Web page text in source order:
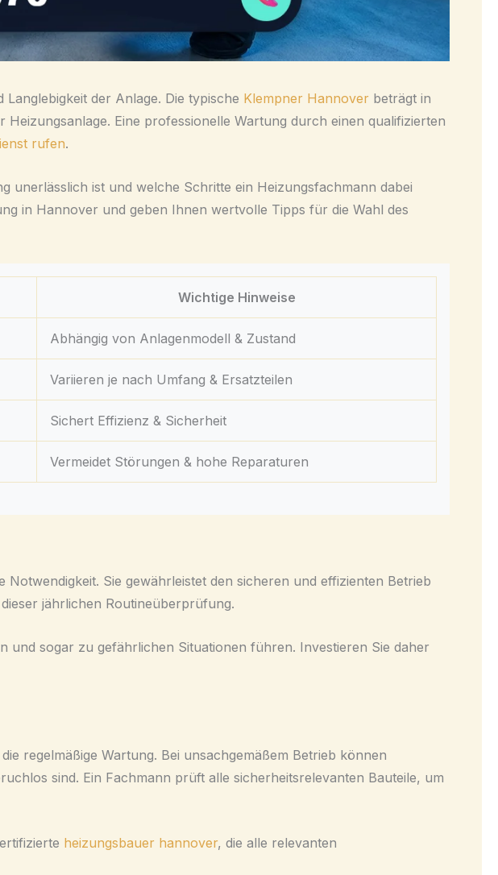
der Anlage. Die typische Klempner Hannover beträgt in
Eine professionelle Wartung durch einen qualifizierten
rufen.
unerlässlich ist und welche Schritte ein Heizungsfachmann dabei
in Hannover und geben Ihnen wertvolle Tipps für die Wahl des
Wichtige Hinweise
Abhängig von Anlagenmodell & Zustand
Variieren je nach Umfang & Ersatzteilen
Sichert Effizienz & Sicherheit
Vermeidet Störungen & hohe Reparaturen
Sie gewährleistet den sicheren und effizienten Betrieb
jährlichen Routineüberprüfung.
sogar zu gefährlichen Situationen führen. Investieren Sie daher
regelmäßige Wartung. Bei unsachgemäßem Betrieb können
sind. Ein Fachmann prüft alle sicherheitsrelevanten Bauteile, um
heizungsbauer hannover, die alle relevanten